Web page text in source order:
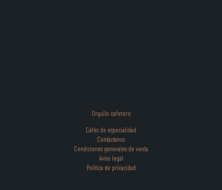
Orgullo cafetero
Cafés de especialidad
Contáctanos
Condiciones generales de venta
Aviso legal
Política de privacidad